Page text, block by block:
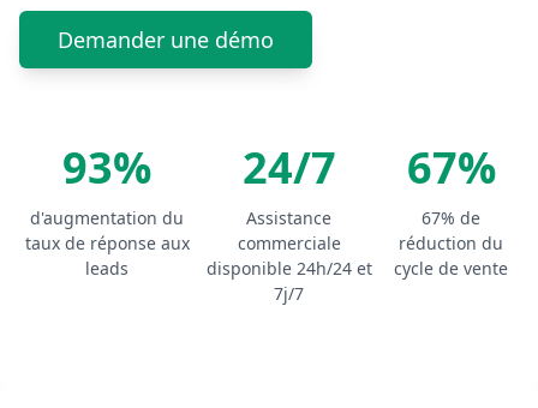
Demander une démo
93%
d'augmentation du
taux de réponse aux
leads
24/7
Assistance
commerciale
disponible 24h/24 et
7j/7
67%
67% de
réduction du
cycle de vente